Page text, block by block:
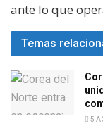
ante lo que
Temas
5